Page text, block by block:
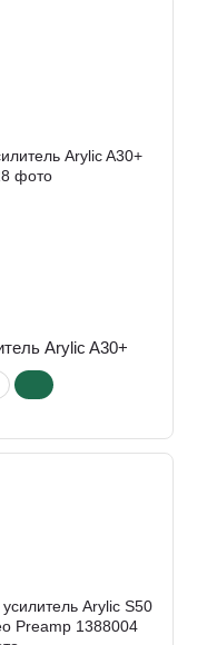
Arylic A30+